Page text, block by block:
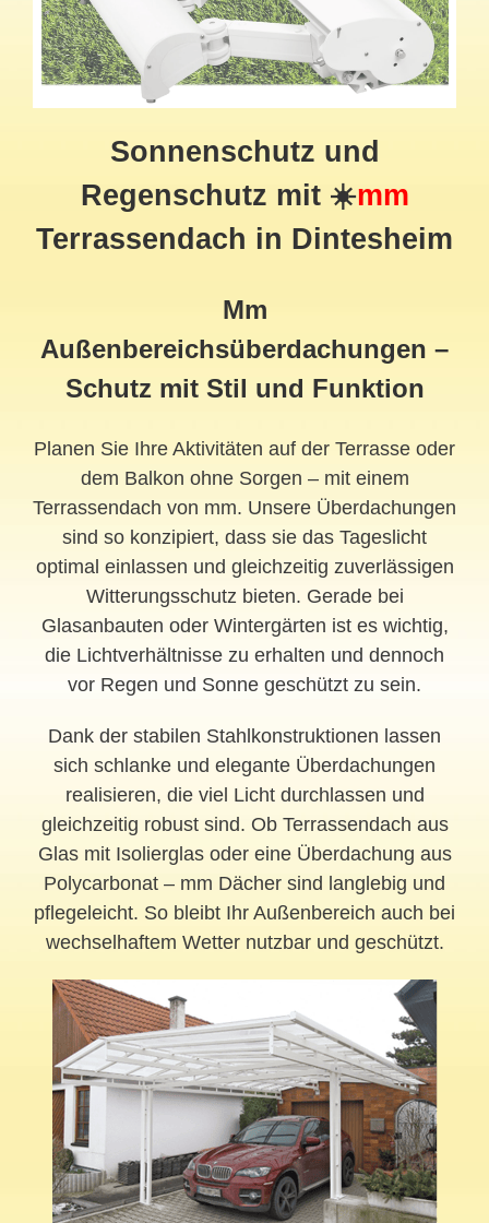
Sonnenschutz und
Regenschutz mit ☀️mm
Terrassendach in Dintesheim
Mm
Außenbereichsüberdachungen –
Schutz mit Stil und Funktion
Planen Sie Ihre Aktivitäten auf der Terrasse oder
dem Balkon ohne Sorgen – mit einem
Terrassendach von mm. Unsere Überdachungen
sind so konzipiert, dass sie das Tageslicht
optimal einlassen und gleichzeitig zuverlässigen
Witterungsschutz bieten. Gerade bei
Glasanbauten oder Wintergärten ist es wichtig,
die Lichtverhältnisse zu erhalten und dennoch
vor Regen und Sonne geschützt zu sein.
Dank der stabilen Stahlkonstruktionen lassen
sich schlanke und elegante Überdachungen
realisieren, die viel Licht durchlassen und
gleichzeitig robust sind. Ob Terrassendach aus
Glas mit Isolierglas oder eine Überdachung aus
Polycarbonat – mm Dächer sind langlebig und
pflegeleicht. So bleibt Ihr Außenbereich auch bei
wechselhaftem Wetter nutzbar und geschützt.